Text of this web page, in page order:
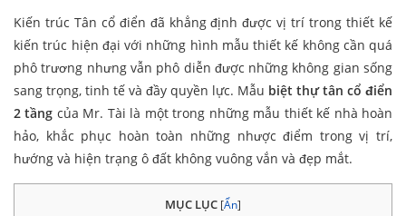
Kiến trúc Tân cổ điển đã khẳng định được vị trí trong thiết kế
kiến trúc hiện đại với những hình mẫu thiết kế không cần quá
phô trương nhưng vẫn phô diễn được những không gian sống
sang trọng, tinh tế và đầy quyền lực. Mẫu biệt thự tân cổ điển
2 tầng của Mr. Tài là một trong những mẫu thiết kế nhà hoàn
hảo, khắc phục hoàn toàn những nhược điểm trong vị trí,
hướng và hiện trạng ô đất không vuông vắn và đẹp mắt.
MỤC LỤC [Ẩn]